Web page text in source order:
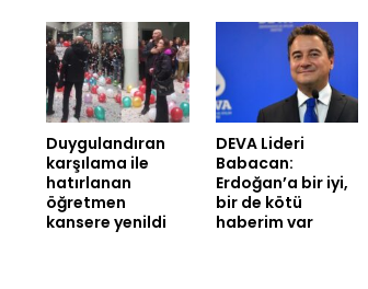
Duygulandıran
karşılama ile
hatırlanan
öğretmen
kansere yenildi
DEVA Lideri
Babacan:
Erdoğan’a bir iyi,
bir de kötü
haberim var